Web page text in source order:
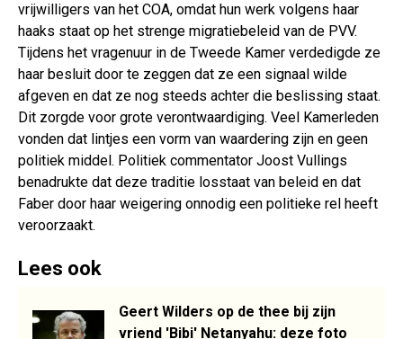
vrijwilligers van het COA, omdat hun werk volgens haar
haaks staat op het strenge migratiebeleid van de PVV.
Tijdens het vragenuur in de Tweede Kamer verdedigde ze
haar besluit door te zeggen dat ze een signaal wilde
afgeven en dat ze nog steeds achter die beslissing staat.
Dit zorgde voor grote verontwaardiging. Veel Kamerleden
vonden dat lintjes een vorm van waardering zijn en geen
politiek middel. Politiek commentator Joost Vullings
benadrukte dat deze traditie losstaat van beleid en dat
Faber door haar weigering onnodig een politieke rel heeft
veroorzaakt.
Lees ook
Geert Wilders op de thee bij zijn
vriend 'Bibi' Netanyahu: deze foto